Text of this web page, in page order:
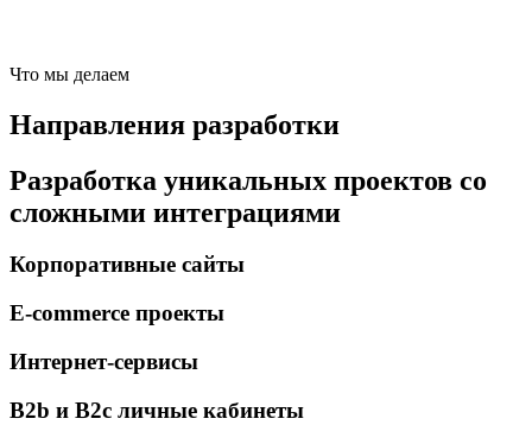
Что мы делаем
Направления разработки
Разработка уникальных проектов со
сложными интеграциями
Корпоративные сайты
E-commerce проекты
Интернет-сервисы
B2b и B2c личные кабинеты